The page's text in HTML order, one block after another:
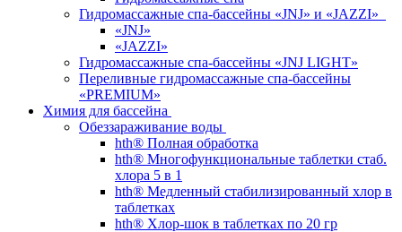
Гидромассажные спа-бассейны «JNJ» и «JAZZI»
«JNJ»
«JAZZI»
Гидромассажные спа-бассейны «JNJ LIGHT»
Переливные гидромассажные спа-бассейны
«PREMIUM»
Химия для бассейна
Обеззараживание воды
hth® Полная обработка
hth® Многофункциональные таблетки стаб.
хлора 5 в 1
hth® Медленный стабилизированный хлор в
таблетках
hth® Хлор-шок в таблетках по 20 гр